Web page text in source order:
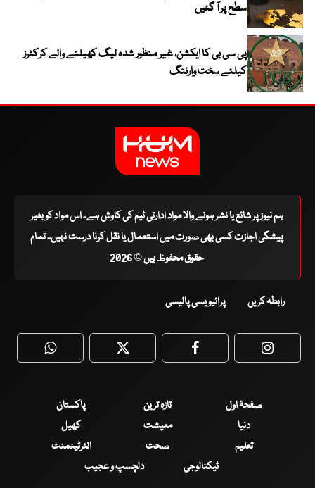
سطح پر آ گئیں
پی سی بی کا ایکشن، غیر منظور شدہ لیگ کھیلنے والے کرکٹرز
کیلئے سخت وارننگ
ہم نیوز پر شائع یا نشر ہونے والا مواد ادارتی ٹیم کی کاوش ہے۔ اس مواد کو بغیر
پیشگی اجازت کسی بھی صورت میں استعمال یا نقل کرنا درست نہیں۔ تمام
حقوق محفوظ ہیں © 2026
رابطہ کریں پرائیویسی پالیسی
WhatsApp Twitter Facebook
صفحۂ اول تازہ ترین
پاکستان
دنیا
معیشت
کھیل
تعلیم
صحت
انٹرٹینمنٹ
ٹیکنالوجی
دلچسپ و عجیب